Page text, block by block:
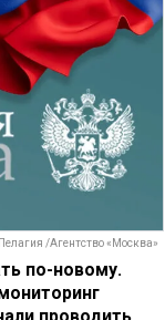
/Агентство «Москва»
по-новому.
проводить